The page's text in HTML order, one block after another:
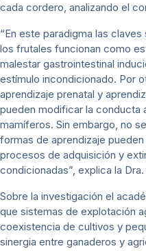
cada cordero, analizando el
“En este paradigma las
los frutales funcionan como
malestar gastrointestinal
estímulo incondicionado. Por
aprendizaje prenatal y
pueden modificar la conducta
mamíferos. Sin embargo, no
formas de aprendizaje
procesos de adquisición y
condicionadas”, explica la Dra.
Sobre la investigación el
que sistemas de explotación
coexistencia de cultivos y
sinergia entre ganaderos y